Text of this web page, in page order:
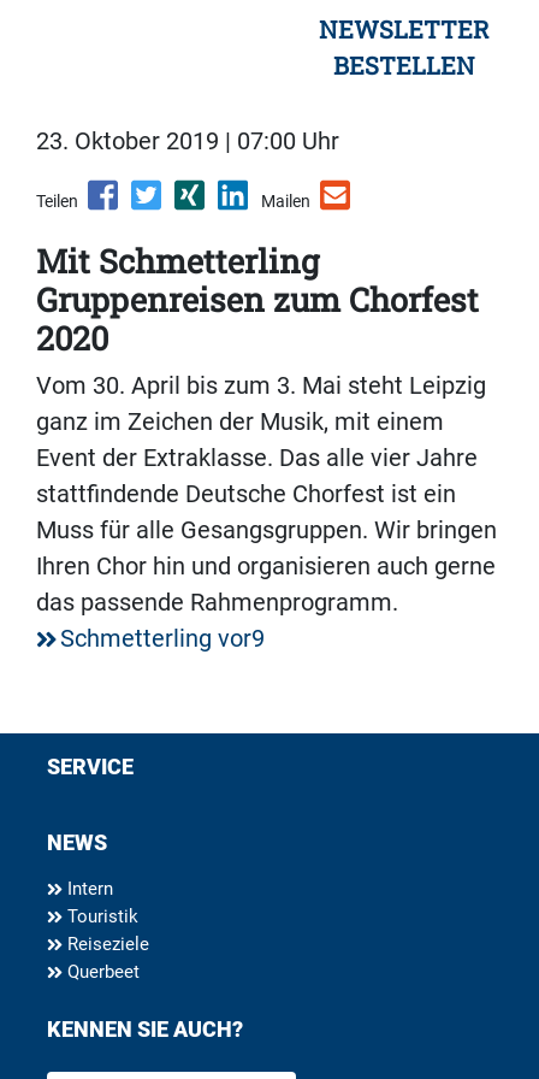
NEWSLETTER
BESTELLEN
23. Oktober 2019 | 07:00 Uhr
Teilen Mailen
Mit Schmetterling
Gruppenreisen zum Chorfest
2020
Vom 30. April bis zum 3. Mai steht Leipzig
ganz im Zeichen der Musik, mit einem
Event der Extraklasse. Das alle vier Jahre
stattfindende Deutsche Chorfest ist ein
Muss für alle Gesangsgruppen. Wir bringen
Ihren Chor hin und organisieren auch gerne
das passende Rahmenprogramm.
Schmetterling vor9
SERVICE
NEWS
Intern
Touristik
Reiseziele
Querbeet
KENNEN SIE AUCH?